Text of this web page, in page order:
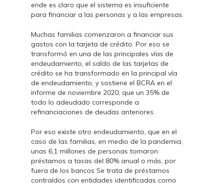
ende es claro que el sistema es insuficiente
para financiar a las personas y a las empresas.
Muchas familias comenzaron a financiar sus
gastos con la tarjeta de crédito. Por eso se
transformó en una de las principales vías de
endeudamiento, el saldo de las tarjetas de
crédito se ha transformado en la principal vía
de endeudamiento, y sostiene el BCRA en el
informe de noviembre 2020, que un 35% de
todo lo adeudado corresponde a
refinanciaciones de deudas anteriores.
Por eso existe otro endeudamiento, que en el
caso de las familias, en medio de la pandemia,
unas 6,1 millones de personas tomaron
préstamos a tasas del 80% anual o más, por
fuera de los bancos Se trata de préstamos
contraídos con entidades identificadas como